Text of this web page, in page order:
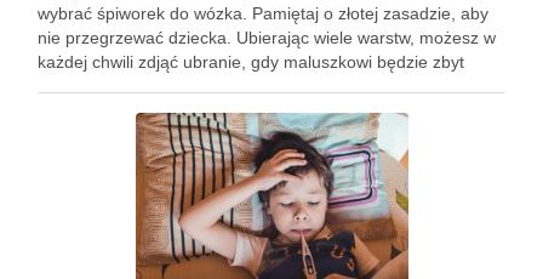
wybrać śpiworek do wózka. Pamiętaj o złotej zasadzie, aby
nie przegrzewać dziecka. Ubierając wiele warstw, możesz w
każdej chwili zdjąć ubranie, gdy maluszkowi będzie zbyt